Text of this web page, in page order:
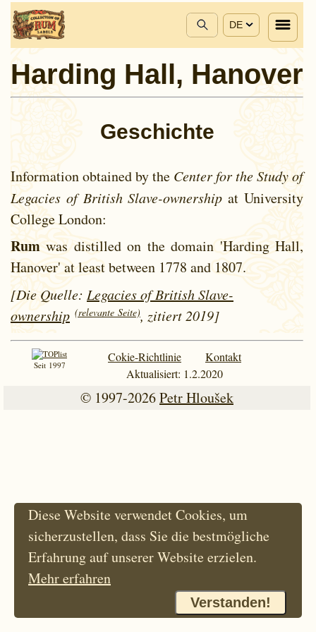
DE
Harding Hall, Hanover
Geschichte
Information obtained by the Center for the Study of
Legacies of British Slave-ownership at University
College London:
Rum was distilled on the domain 'Harding Hall,
Hanover' at least between 1778 and 1807.
[Die Quelle: Legacies of British Slave-
ownership (relevante Seite), zitiert 2019]
Seit 1997
Cokie-Richtlinie
Kontakt
Aktualisiert: 1.2.2020
© 1997-2026Petr Hloušek
Diese Website verwendet Cookies, um
sicherzustellen, dass Sie die bestmögliche
Erfahrung auf unserer Website erzielen.
Mehr erfahren
Verstanden!